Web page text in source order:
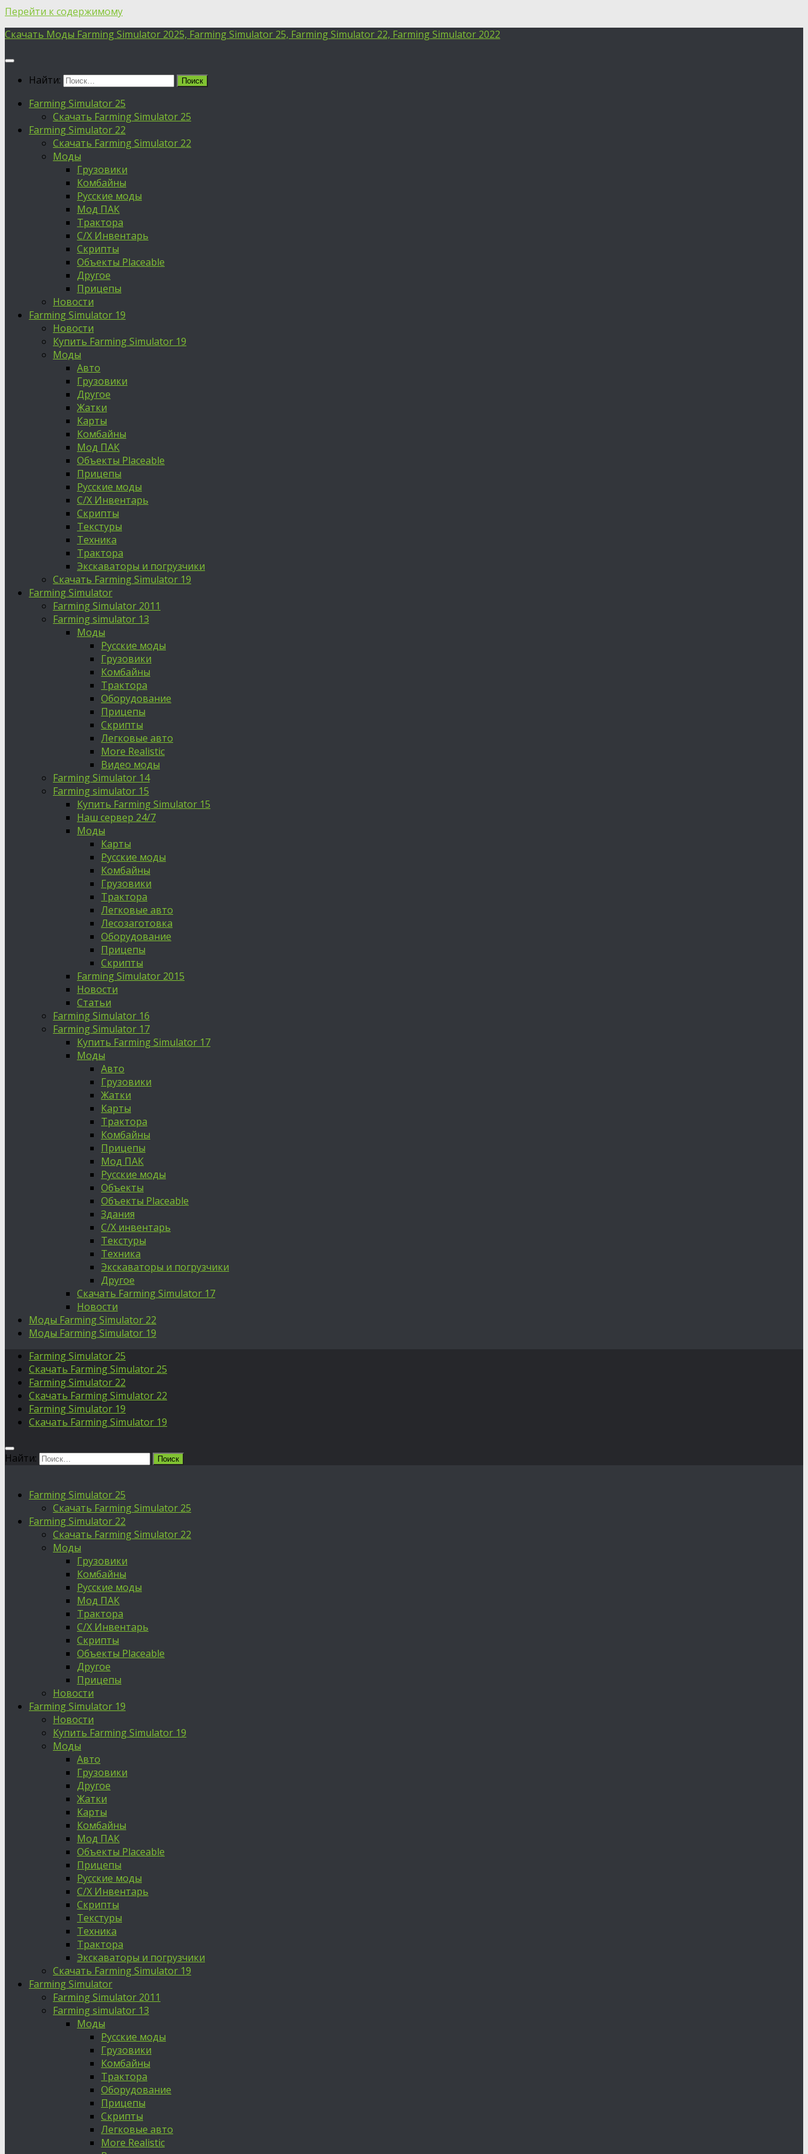
Перейти к содержимому
Скачать Моды Farming Simulator 2025, Farming Simulator 25, Farming Simulator 22, Farming Simulator 2022
Найти:
Farming Simulator 25
Скачать Farming Simulator 25
Farming Simulator 22
Скачать Farming Simulator 22
Моды
Грузовики
Комбайны
Русские моды
Мод ПАК
Трактора
С/Х Инвентарь
Скрипты
Объекты Placeable
Другое
Прицепы
Новости
Farming Simulator 19
Новости
Купить Farming Simulator 19
Моды
Авто
Грузовики
Другое
Жатки
Карты
Комбайны
Мод ПАК
Объекты Placeable
Прицепы
Русские моды
С/Х Инвентарь
Скрипты
Текстуры
Техника
Трактора
Экскаваторы и погрузчики
Скачать Farming Simulator 19
Farming Simulator
Farming Simulator 2011
Farming simulator 13
Моды
Русские моды
Грузовики
Комбайны
Трактора
Оборудование
Прицепы
Скрипты
Легковые авто
More Realistic
Видео моды
Farming Simulator 14
Farming simulator 15
Купить Farming Simulator 15
Наш сервер 24/7
Моды
Карты
Русские моды
Комбайны
Грузовики
Трактора
Легковые авто
Лесозаготовка
Оборудование
Прицепы
Скрипты
Farming Simulator 2015
Новости
Статьи
Farming Simulator 16
Farming Simulator 17
Купить Farming Simulator 17
Моды
Авто
Грузовики
Жатки
Карты
Трактора
Комбайны
Прицепы
Мод ПАК
Русские моды
Объекты
Объекты Placeable
Здания
С/Х инвентарь
Текстуры
Техника
Экскаваторы и погрузчики
Другое
Скачать Farming Simulator 17
Новости
Моды Farming Simulator 22
Моды Farming Simulator 19
Farming Simulator 25
Скачать Farming Simulator 25
Farming Simulator 22
Скачать Farming Simulator 22
Farming Simulator 19
Скачать Farming Simulator 19
Найти:
Farming Simulator 25
Скачать Farming Simulator 25
Farming Simulator 22
Скачать Farming Simulator 22
Моды
Грузовики
Комбайны
Русские моды
Мод ПАК
Трактора
С/Х Инвентарь
Скрипты
Объекты Placeable
Другое
Прицепы
Новости
Farming Simulator 19
Новости
Купить Farming Simulator 19
Моды
Авто
Грузовики
Другое
Жатки
Карты
Комбайны
Мод ПАК
Объекты Placeable
Прицепы
Русские моды
С/Х Инвентарь
Скрипты
Текстуры
Техника
Трактора
Экскаваторы и погрузчики
Скачать Farming Simulator 19
Farming Simulator
Farming Simulator 2011
Farming simulator 13
Моды
Русские моды
Грузовики
Комбайны
Трактора
Оборудование
Прицепы
Скрипты
Легковые авто
More Realistic